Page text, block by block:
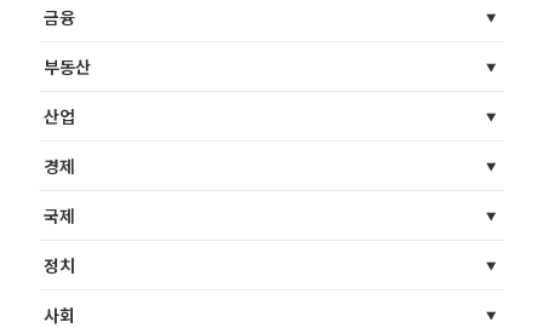
금융
부동산
산업
경제
국제
정치
사회